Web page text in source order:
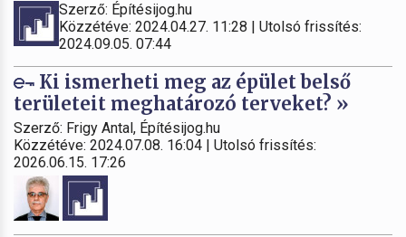
Szerző: Építésijog.hu
Közzétéve: 2024.04.27. 11:28 | Utolsó frissítés:
2024.09.05. 07:44
Ki ismerheti meg az épület belső
területeit meghatározó terveket? »
Szerző: Frigy Antal, Építésijog.hu
Közzétéve: 2024.07.08. 16:04 | Utolsó frissítés:
2026.06.15. 17:26